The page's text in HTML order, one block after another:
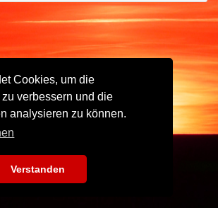
Cookies, um die
verbessern und die
analysieren zu können.
Verstanden